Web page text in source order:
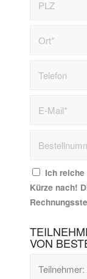
Ich
Kürze nach!
VON